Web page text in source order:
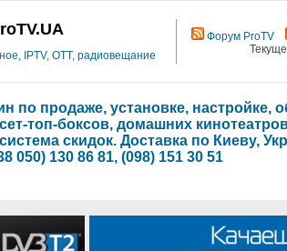
IPTV, OTT, радиовещание
Форум ProTV
по продаже, установке, настройке,
топ-боксов, домашних
скидок. Доставка по Киеву,
050) 130 86 81, (098) 151 30 51